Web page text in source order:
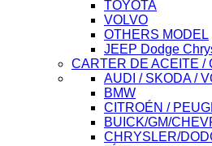
TOYOTA
VOLVO
OTHERS MODEL
JEEP Dodge
CARTER DE ACEITE /
AUDI / SKODA /
BMW
CITROÉN /
BUICK/GM/
CHRYSLER/